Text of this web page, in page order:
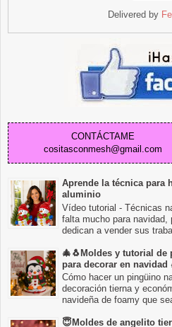
Delivered by
CONTÁCTAME
cositasconmesh@gmail.com
Aprende la técnica para
aluminio
Vídeo tutorial - Técnicas
falta mucho para navidad,
dedican a vender sus
🎄🐧Moldes y tutorial
para decorar en navidad
Cómo hacer un pingüino
decoración tierna y
navideña de foamy que
😇Moldes de angelito